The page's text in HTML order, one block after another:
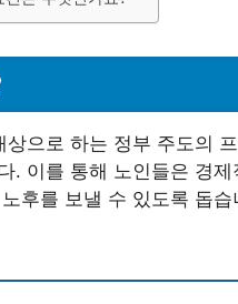
으로 하는 정부 주도의
. 이를 통해 노인들은 경
후를 보낼 수 있도록 돕습